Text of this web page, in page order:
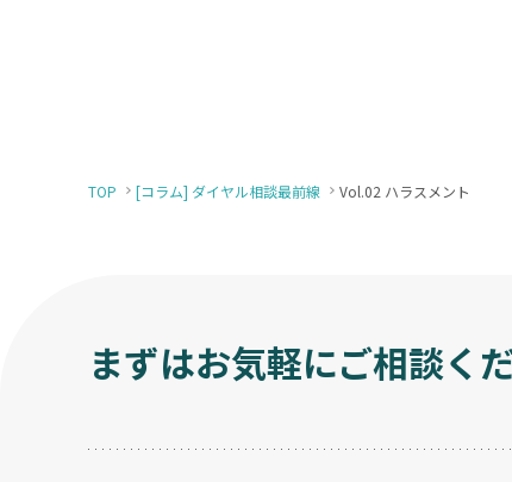
TOP [コラム] ダイヤル相談最前線 Vol.02 ハラスメント
まずはお気軽にご相談く